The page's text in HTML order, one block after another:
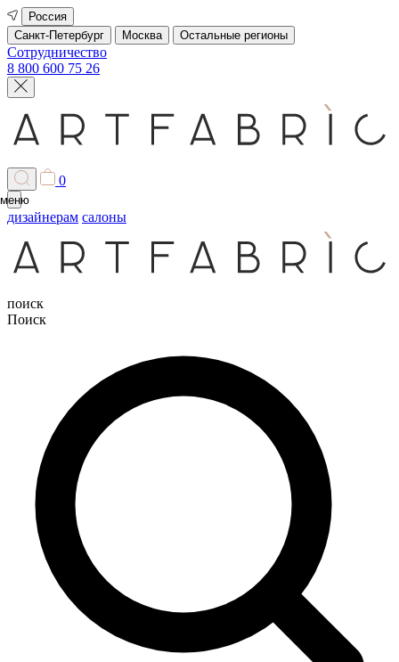
Россия
Санкт-Петербург
Москва Остальные регионы
Сотрудничество
8 800 600 75 26
0
меню
дизайнерам салоны
поиск
Поиск